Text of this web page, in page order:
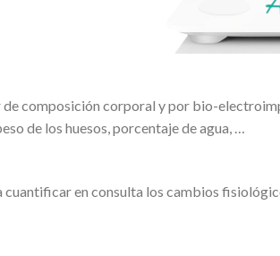
composición corporal y por bio-
de los huesos, porcentaje de agua, …
cuantificar en consulta los cambios